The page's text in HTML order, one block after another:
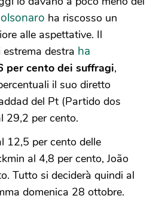
ha riscosso un
alle aspettative. Il
destra ha
per cento dei suffragi,
il suo diretto
del Pt (Partido dos
29,2 per cento.
12,5 per cento delle
al 4,8 per cento, João
Tutto si deciderà quindi al
domenica 28 ottobre.